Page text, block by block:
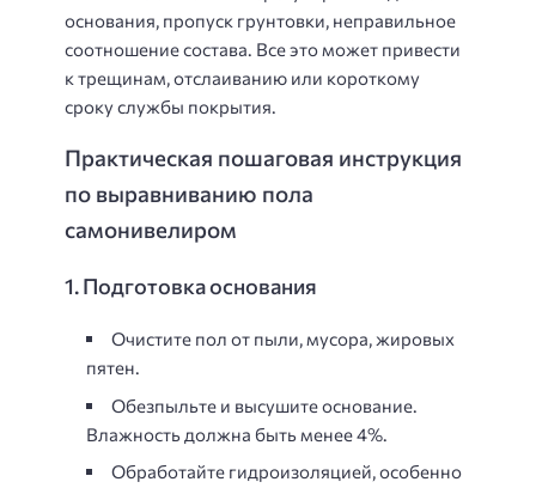
основания, пропуск грунтовки, неправильное
соотношение состава. Все это может привести
к трещинам, отслаиванию или короткому
сроку службы покрытия.
Практическая пошаговая инструкция
по выравниванию пола
самонивелиром
1. Подготовка основания
Очистите пол от пыли, мусора, жировых
пятен.
Обезпыльте и высушите основание.
Влажность должна быть менее 4%.
Обработайте гидроизоляцией, особенно